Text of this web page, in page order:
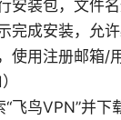
安装包，文件
完成安装，允许
使用注册邮箱/
飞鸟VPN”并下